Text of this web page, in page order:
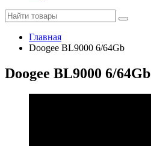
Главная
Doogee BL9000 6/64Gb
Doogee BL9000 6/64Gb